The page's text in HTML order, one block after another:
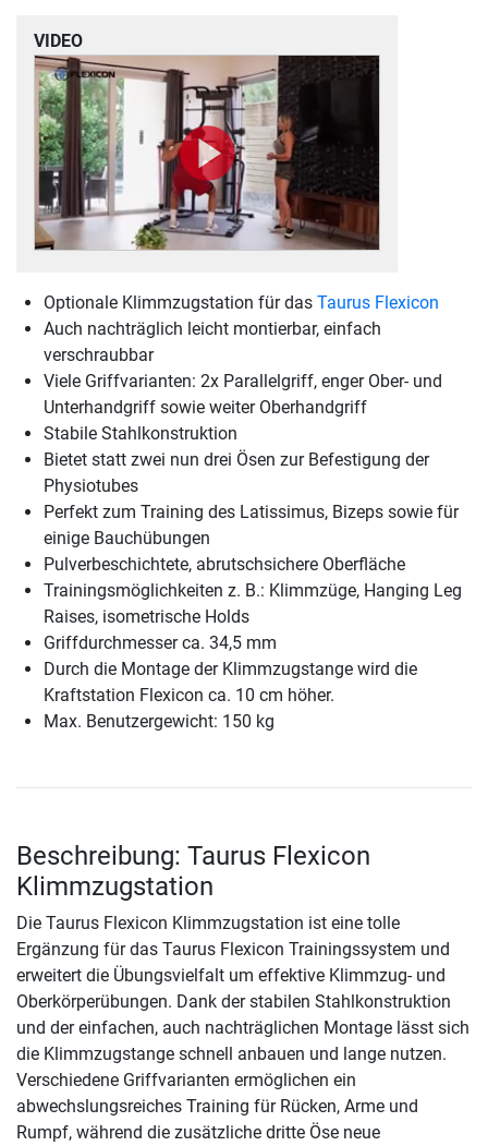
VIDEO
Optionale Klimmzugstation für das Taurus Flexicon
Auch nachträglich leicht montierbar, einfach
verschraubbar
Viele Griffvarianten: 2x Parallelgriff, enger Ober- und
Unterhandgriff sowie weiter Oberhandgriff
Stabile Stahlkonstruktion
Bietet statt zwei nun drei Ösen zur Befestigung der
Physiotubes
Perfekt zum Training des Latissimus, Bizeps sowie für
einige Bauchübungen
Pulverbeschichtete, abrutschsichere Oberfläche
Trainingsmöglichkeiten z. B.: Klimmzüge, Hanging Leg
Raises, isometrische Holds
Griffdurchmesser ca. 34,5 mm
Durch die Montage der Klimmzugstange wird die
Kraftstation Flexicon ca. 10 cm höher.
Max. Benutzergewicht: 150 kg
Beschreibung: Taurus Flexicon
Klimmzugstation
Die Taurus Flexicon Klimmzugstation ist eine tolle
Ergänzung für das Taurus Flexicon Trainingssystem und
erweitert die Übungsvielfalt um effektive Klimmzug- und
Oberkörperübungen. Dank der stabilen Stahlkonstruktion
und der einfachen, auch nachträglichen Montage lässt sich
die Klimmzugstange schnell anbauen und lange nutzen.
Verschiedene Griffvarianten ermöglichen ein
abwechslungsreiches Training für Rücken, Arme und
Rumpf, während die zusätzliche dritte Öse neue